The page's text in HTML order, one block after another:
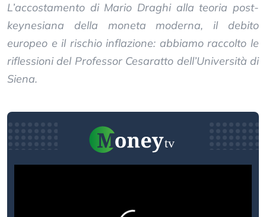
L’accostamento di Mario Draghi alla teoria post-
keynesiana della moneta moderna, il debito
europeo e il rischio inflazione: abbiamo raccolto le
riflessioni del Professor Cesaratto dell’Università di
Siena.